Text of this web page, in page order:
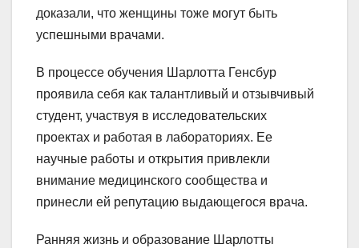
доказали, что женщины тоже могут быть
успешными врачами.
В процессе обучения Шарлотта Генсбур
проявила себя как талантливый и отзывчивый
студент, участвуя в исследовательских
проектах и работая в лабораториях. Ее
научные работы и открытия привлекли
внимание медицинского сообщества и
принесли ей репутацию выдающегося врача.
Ранняя жизнь и образование Шарлотты